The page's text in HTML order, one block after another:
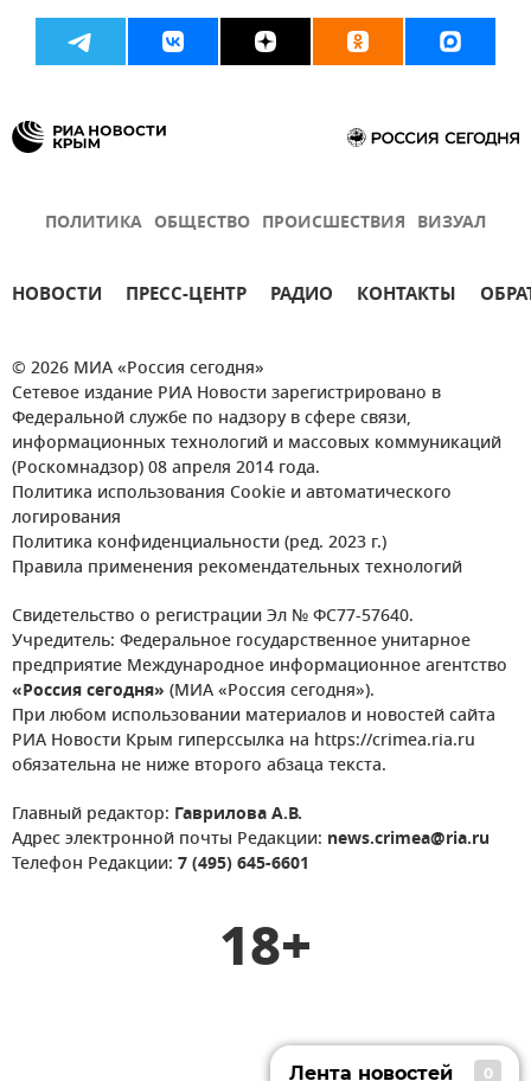
ПОЛИТИКА ОБЩЕСТВО ПРОИСШЕСТВИЯ ВИЗУАЛ
НОВОСТИ ПРЕСС-ЦЕНТР РАДИО КОНТАКТЫ
© 2026 МИА «Россия сегодня»
Сетевое издание РИА Новости зарегистрировано в
Федеральной службе по надзору в сфере связи,
информационных технологий и массовых коммуникаций
(Роскомнадзор) 08 апреля 2014 года.
Политика использования Cookie и автоматического
логирования
Политика конфиденциальности (ред. 2023 г.)
Правила применения рекомендательных технологий
Свидетельство о регистрации Эл № ФС77-57640.
Учредитель: Федеральное государственное унитарное
предприятие Международное информационное агентство
«Россия сегодня» (МИА «Россия сегодня»).
При любом использовании материалов и новостей сайта
РИА Новости Крым гиперссылка на https://crimea.ria.ru
обязательна не ниже второго абзаца текста.
Главный редактор: Гаврилова А.В.
Адрес электронной почты Редакции: news.crimea@ria.ru
Телефон Редакции: 7 (495) 645-6601
18+
Лента новостей 0